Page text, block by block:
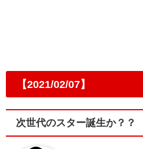
【2021/02/07】
次世代のスター誕生か？？